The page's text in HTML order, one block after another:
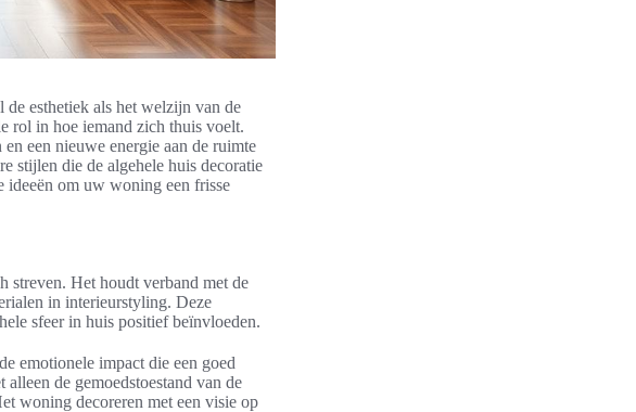
esthetiek als het welzijn van de
rol in hoe iemand zich thuis voelt.
een nieuwe energie aan de ruimte
stijlen die de algehele huis decoratie
ideeën om uw woning een frisse
streven. Het houdt verband met de
in interieurstyling. Deze
sfeer in huis positief beïnvloeden.
emotionele impact die een goed
de gemoedstoestand van de
woning decoreren met een visie op